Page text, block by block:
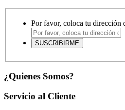
Por favor, coloca tu dirección
¿Quienes Somos?
Servicio al Cliente